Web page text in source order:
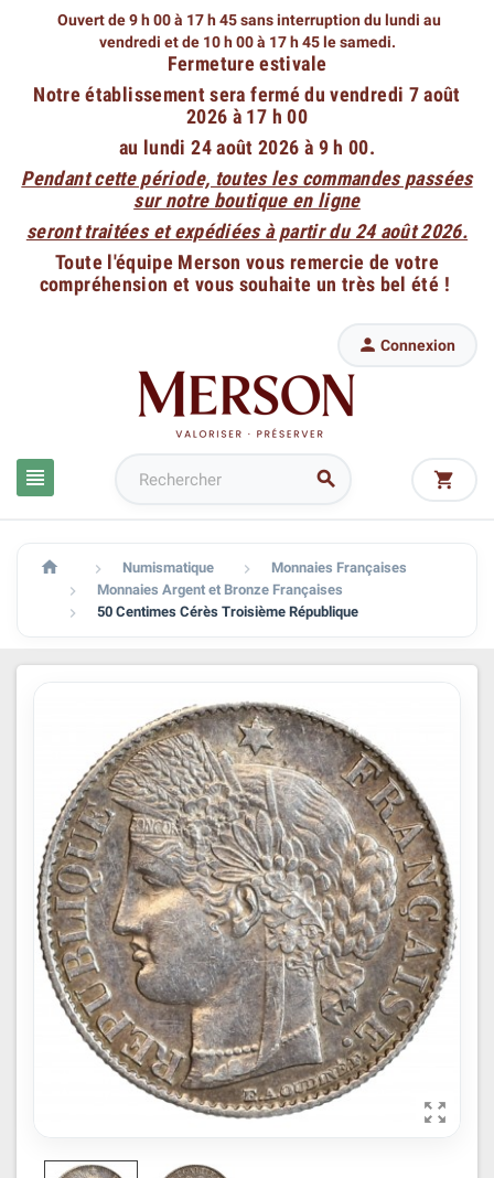
Ouvert de 9 h 00 à 17 h 45 sans interruption du lundi au
vendredi et de 10 h 00 à 17 h 45 le samedi.
Fermeture estivale
Notre établissement sera fermé du vendredi 7 août
2026 à 17 h 00
au lundi 24 août 2026 à 9 h 00.
Pendant cette période, toutes les commandes passées
sur notre boutique en ligne
seront traitées et expédiées à partir du 24 août 2026.
Toute l'équipe Merson vous remercie de votre
compréhension et vous souhaite un très bel été !
 
 Connexion

  Numismatique  Monnaies Françaises
 Monnaies Argent et Bronze Françaises
 50 Centimes Cérès Troisième République
